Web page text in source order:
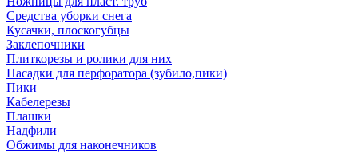
Средства уборки снега
Кусачки, плоскогубцы
Заклепочники
Плиткорезы и ролики для них
Насадки для перфоратора (зубило,пики)
Пики
Кабелерезы
Плашки
Надфили
Обжимы для наконечников